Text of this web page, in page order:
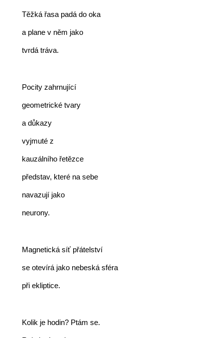
Těžká řasa padá do oka
a plane v něm jako
tvrdá tráva.
Pocity zahrnující
geometrické tvary
a důkazy
vyjmuté z
kauzálního řetězce
představ, které na sebe
navazují jako
neurony.
Magnetická síť přátelství
se otevírá jako nebeská sféra
při ekliptice.
Kolik je hodin? Ptám se.